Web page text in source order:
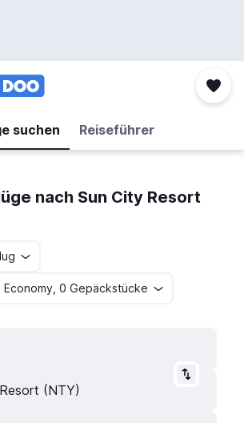
suchen Reiseführer
nach Sun City Resort
Economy, 0 Gepäckstücke
(NTY)